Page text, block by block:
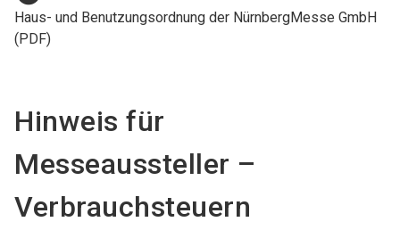
Haus- und Benutzungsordnung der NürnbergMesse GmbH
(PDF)
Hinweis für
Messeaussteller –
Verbrauchsteuern